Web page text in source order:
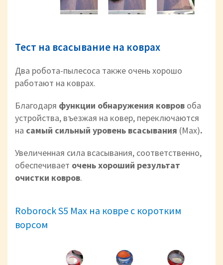
Тест на всасывание на коврах
Два робота-пылесоса также очень хорошо
работают на коврах.
Благодаря функции обнаружения ковров оба
устройства, въезжая на ковер, переключаются
на самый сильный уровень всасывания (Max).
Увеличенная сила всасывания, соответственно,
обеспечивает очень хороший результат
очистки ковров.
Roborock S5 Max на ковре с коротким
ворсом